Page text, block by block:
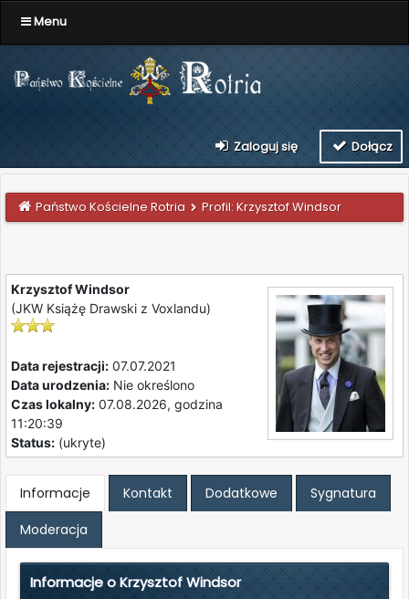
Menu
Zaloguj się Dołącz
Państwo Kościelne Rotria Profil: Krzysztof Windsor
Krzysztof Windsor
(JKW Książę Drawski z Voxlandu)
Data rejestracji: 07.07.2021
Data urodzenia: Nie określono
Czas lokalny: 07.08.2026, godzina
11:20:39
Status: (ukryte)
Informacje Kontakt Dodatkowe
Sygnatura
Moderacja
Informacje o Krzysztof Windsor